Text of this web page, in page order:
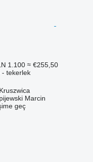
1.100 ≈ €255,50
- tekerlek
Marcin
geç